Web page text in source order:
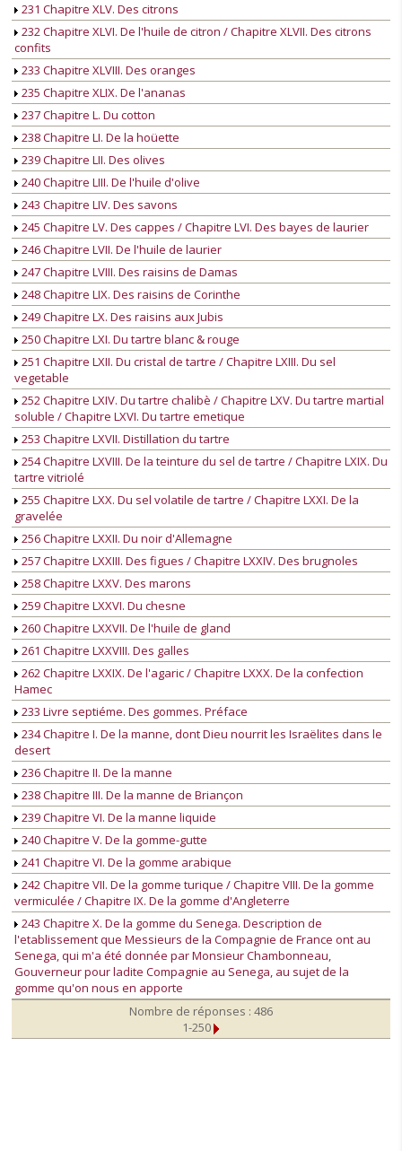
231 Chapitre XLV. Des citrons
232 Chapitre XLVI. De l'huile de citron / Chapitre XLVII. Des citrons
confits
233 Chapitre XLVIII. Des oranges
235 Chapitre XLIX. De l'ananas
237 Chapitre L. Du cotton
238 Chapitre LI. De la hoüette
239 Chapitre LII. Des olives
240 Chapitre LIII. De l'huile d'olive
243 Chapitre LIV. Des savons
245 Chapitre LV. Des cappes / Chapitre LVI. Des bayes de laurier
246 Chapitre LVII. De l'huile de laurier
247 Chapitre LVIII. Des raisins de Damas
248 Chapitre LIX. Des raisins de Corinthe
249 Chapitre LX. Des raisins aux Jubis
250 Chapitre LXI. Du tartre blanc & rouge
251 Chapitre LXII. Du cristal de tartre / Chapitre LXIII. Du sel
vegetable
252 Chapitre LXIV. Du tartre chalibè / Chapitre LXV. Du tartre martial
soluble / Chapitre LXVI. Du tartre emetique
253 Chapitre LXVII. Distillation du tartre
254 Chapitre LXVIII. De la teinture du sel de tartre / Chapitre LXIX. Du
tartre vitriolé
255 Chapitre LXX. Du sel volatile de tartre / Chapitre LXXI. De la
gravelée
256 Chapitre LXXII. Du noir d'Allemagne
257 Chapitre LXXIII. Des figues / Chapitre LXXIV. Des brugnoles
258 Chapitre LXXV. Des marons
259 Chapitre LXXVI. Du chesne
260 Chapitre LXXVII. De l'huile de gland
261 Chapitre LXXVIII. Des galles
262 Chapitre LXXIX. De l'agaric / Chapitre LXXX. De la confection
Hamec
233 Livre septiéme. Des gommes. Préface
234 Chapitre I. De la manne, dont Dieu nourrit les Israëlites dans le
desert
236 Chapitre II. De la manne
238 Chapitre III. De la manne de Briançon
239 Chapitre VI. De la manne liquide
240 Chapitre V. De la gomme-gutte
241 Chapitre VI. De la gomme arabique
242 Chapitre VII. De la gomme turique / Chapitre VIII. De la gomme
vermiculée / Chapitre IX. De la gomme d'Angleterre
243 Chapitre X. De la gomme du Senega. Description de
l'etablissement que Messieurs de la Compagnie de France ont au
Senega, qui m'a été donnée par Monsieur Chambonneau,
Gouverneur pour ladite Compagnie au Senega, au sujet de la
gomme qu'on nous en apporte
Nombre de réponses : 486
1-250